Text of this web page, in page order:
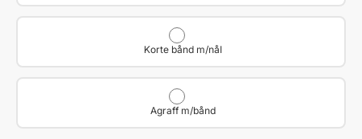
Korte bånd m/nål
Agraff m/bånd